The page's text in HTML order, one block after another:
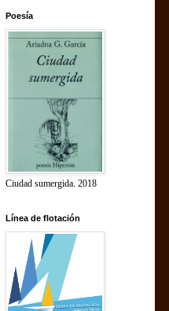
Poesía
Ciudad sumergida. 2018
Línea de flotación